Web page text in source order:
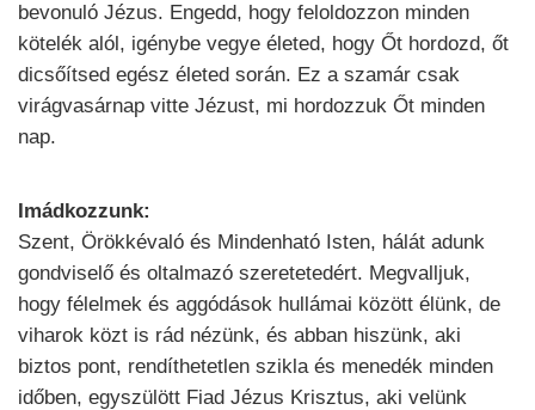
bevonuló Jézus. Engedd, hogy feloldozzon minden
kötelék alól, igénybe vegye életed, hogy Őt hordozd, őt
dicsőítsed egész életed során. Ez a szamár csak
virágvasárnap vitte Jézust, mi hordozzuk Őt minden
nap.
Imádkozzunk:
Szent, Örökkévaló és Mindenható Isten, hálát adunk
gondviselő és oltalmazó szeretetedért. Megvalljuk,
hogy félelmek és aggódások hullámai között élünk, de
viharok közt is rád nézünk, és abban hiszünk, aki
biztos pont, rendíthetetlen szikla és menedék minden
időben, egyszülött Fiad Jézus Krisztus, aki velünk